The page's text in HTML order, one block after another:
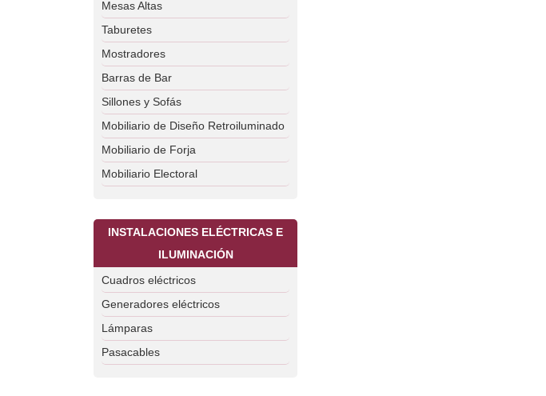
Mesas Altas
Taburetes
Mostradores
Barras de Bar
Sillones y Sofás
Mobiliario de Diseño Retroiluminado
Mobiliario de Forja
Mobiliario Electoral
INSTALACIONES ELÉCTRICAS E
ILUMINACIÓN
Cuadros eléctricos
Generadores eléctricos
Lámparas
Pasacables